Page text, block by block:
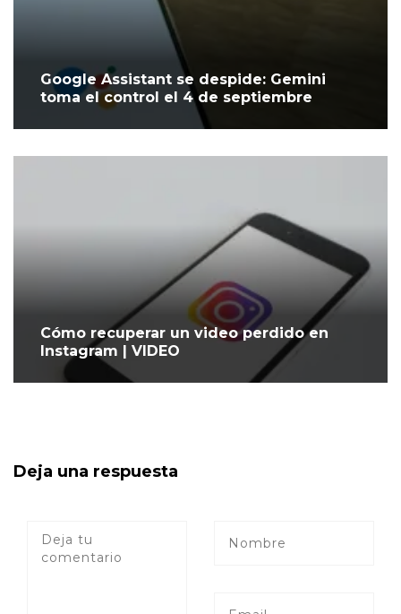
Google Assistant se despide: Gemini
toma el control el 4 de septiembre
Cómo recuperar un video perdido en
Instagram | VIDEO
Deja una respuesta